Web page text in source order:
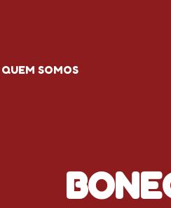
QUEM SOMOS